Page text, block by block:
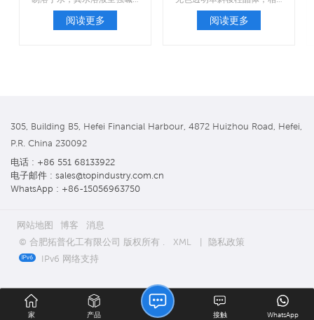
阅读更多 阅读更多
305, Building B5, Hefei Financial Harbour, 4872 Huizhou Road, Hefei,
P.R. China 230092
电话 : +86 551 68133922
电子邮件 : sales@topindustry.com.cn
WhatsApp : +86-15056963750
网站地图 博客
消息
© 合肥拓普化工有限公司 版权所有 .
XML |
隐私政策
IPv6 网络支持
家 产品 WhatsApp
接触